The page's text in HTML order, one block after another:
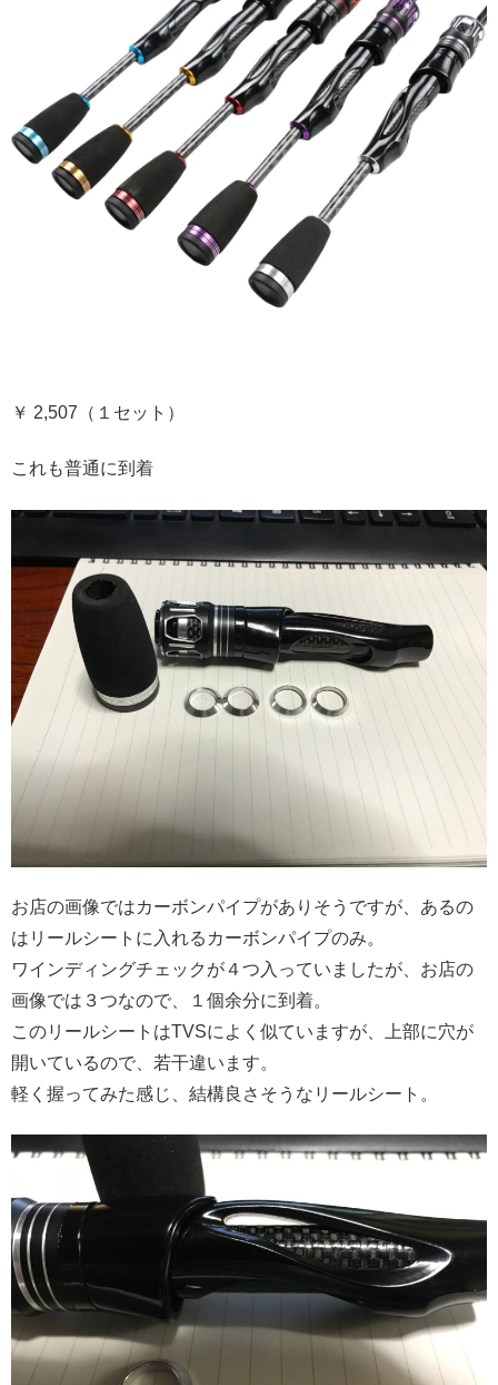
￥ 2,507（１セット）
これも普通に到着
お店の画像ではカーボンパイプがありそうですが、あるの
はリールシートに入れるカーボンパイプのみ。
ワインディングチェックが４つ入っていましたが、お店の
画像では３つなので、１個余分に到着。
このリールシートはTVSによく似ていますが、上部に穴が
開いているので、若干違います。
軽く握ってみた感じ、結構良さそうなリールシート。